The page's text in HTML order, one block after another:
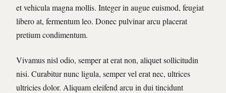
et vehicula magna mollis. Integer in augue euismod, feugiat
libero at, fermentum leo. Donec pulvinar arcu placerat
pretium condimentum.
Vivamus nisl odio, semper at erat non, aliquet sollicitudin
nisi. Curabitur nunc ligula, semper vel erat nec, ultrices
ultricies dolor. Aliquam eleifend arcu in dui tincidunt